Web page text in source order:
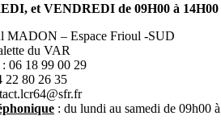
et VENDREDI de 09H00 à 14H00
MADON – Espace Frioul -SUD
du VAR
06 18 99 00 29
22 80 26 35
: du lundi au samedi de 09h00